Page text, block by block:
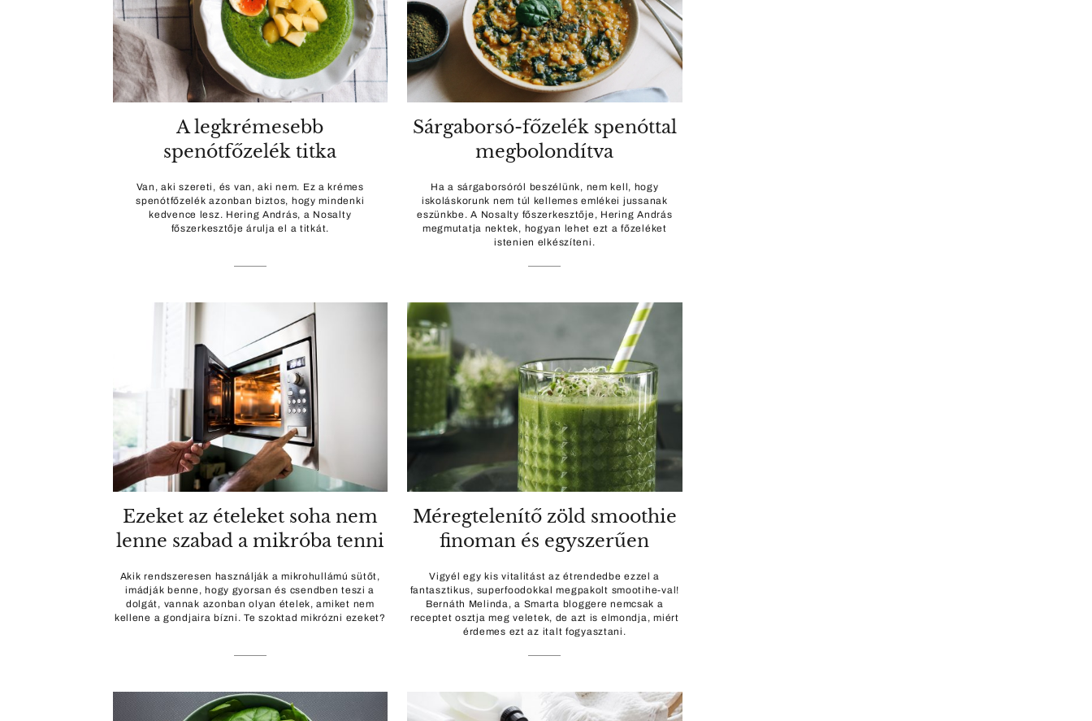
A legkrémesebb
spenótfőzelék titka
Van, aki szereti, és van, aki nem. Ez a krémes
spenótfőzelék azonban biztos, hogy mindenki
kedvence lesz. Hering András, a Nosalty
főszerkesztője árulja el a titkát.
Sárgaborsó-főzelék spenóttal
megbolondítva
Ha a sárgaborsóról beszélünk, nem kell, hogy
iskoláskorunk nem túl kellemes emlékei jussanak
eszünkbe. A Nosalty főszerkesztője, Hering András
megmutatja nektek, hogyan lehet ezt a főzeléket
istenien elkészíteni.
Ezeket az ételeket soha nem
lenne szabad a mikróba tenni
Akik rendszeresen használják a mikrohullámú sütőt,
imádják benne, hogy gyorsan és csendben teszi a
dolgát, vannak azonban olyan ételek, amiket nem
kellene a gondjaira bízni. Te szoktad mikrózni ezeket?
Méregtelenítő zöld smoothie
finoman és egyszerűen
Vigyél egy kis vitalitást az étrendedbe ezzel a
fantasztikus, superfoodokkal megpakolt smootihe-val!
Bernáth Melinda, a Smarta bloggere nemcsak a
receptet osztja meg veletek, de azt is elmondja, miért
érdemes ezt az italt fogyasztani.